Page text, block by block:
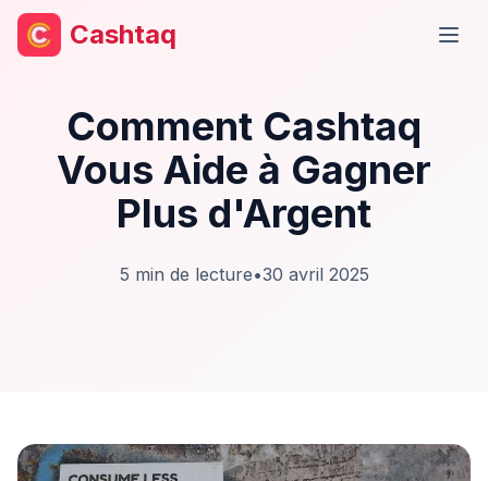
Cashtaq
Comment Cashtaq
Vous Aide à Gagner
Plus d'Argent
5 min de lecture•30 avril 2025